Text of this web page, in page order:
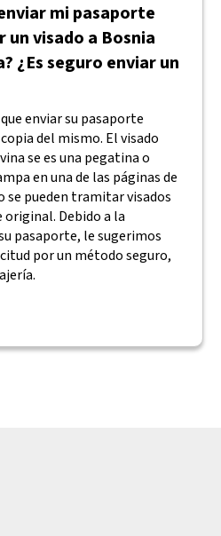
mi pasaporte
un visado a Bosnia
¿Es seguro enviar un
enviar su pasaporte
del mismo. El visado
se es una pegatina o
en una de las páginas de
se pueden tramitar visados
Debido a la
pasaporte, le sugerimos
por un método seguro,